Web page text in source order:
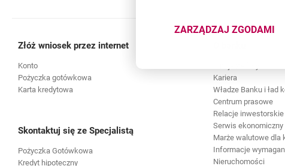
Złóż wniosek przez internet
Konto
Pożyczka gotówkowa
Karta kredytowa
Skontaktuj się ze Specjalistą
Pożyczka Gotówkowa
Kredyt hipoteczny
Kariera
Władze Banku i ład
Centrum prasowe
Relacje inwestorskie
Serwis ekonomiczny
Marże walutowe dla
Informacje
Nieruchomości
ZARZĄDZAJ ZGODAMI